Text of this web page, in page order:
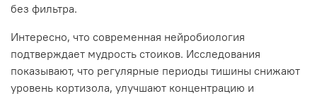
без фильтра.
Интересно, что современная нейробиология
подтверждает мудрость стоиков. Исследования
показывают, что регулярные периоды тишины снижают
уровень кортизола, улучшают концентрацию и